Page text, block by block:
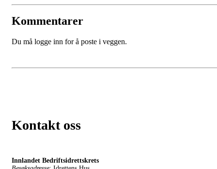
Kommentarer
Du må logge inn for å poste i veggen.
Kontakt oss
Innlandet Bedriftsidrettskrets